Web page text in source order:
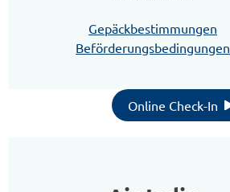
Gepäckbestimmungen
Beförderungsbedingungen
Online Check-In